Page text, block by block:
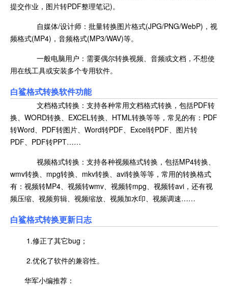
提交作业，图片转PDF整理笔记)。
自媒体/设计师：批量转换图片格式(JPG/PNG/WebP)，视
频格式(MP4)，音频格式(MP3/WAV)等。
一般电脑用户：需要偶尔转换视频、音频或文档，不想使
用在线工具或安装多个专用软件。
白鲨格式转换软件功能
文档格式转换：支持各种常用文档格式转换，包括PDF转
换、WORD转换、EXCEL转换、HTML转换等等，常见的有：PDF
转Word、PDF转图片、Word转PDF、Excel转PDF、图片转
PDF、PDF转PPT……
视频格式转换：支持各种视频格式转换，包括MP4转换、
wmv转换、mpg转换、mkv转换、avi转换等等，常用的转换格式
有：视频转MP4、视频转wmv、视频转mpg、视频转avi，还有视
频压缩、视频剪辑、视频缩放、视频加水印、视频调速……
白鲨格式转换更新日志
1.修正了其它bug；
2.优化了软件的兼容性。
华军小编推荐：